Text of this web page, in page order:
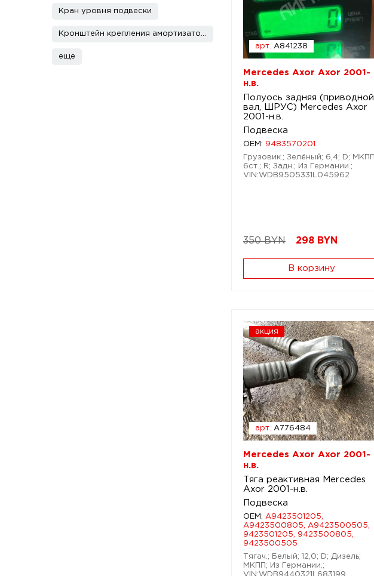
Кран уровня подвески
еще
арт. A841238
Mercedes Axor Axor 2001-
н.в.
Полуось задняя (приводной
вал, ШРУС) Mercedes Axor
2001-н.в.
Подвеска
OEM: 9483570201
Грузовик.; Зелёный; 6,4; D; МКПП
6ст.; R; Задн.; Из Германии.;
VIN:WDB9505331L045962
350 BYN 298 BYN
В корзину
акция
арт. A776484
Mercedes Axor Axor 2001-
н.в.
Тяга реактивная Mercedes
Axor 2001-н.в.
Подвеска
OEM: A9423501205,
A9423500805, A9423500505,
9423501205, 9423500805,
9423500505
Тягач.; Белый; 12,0; D; Дизель;
МКПП; Из Германии.;
VIN:WDB9440321L683199